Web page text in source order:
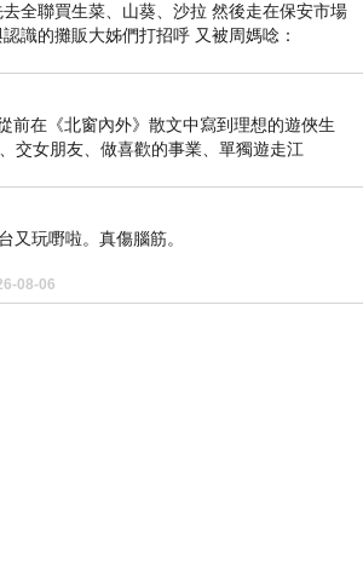
全聯買生菜、山葵、沙拉 然後走在保安市場
識的攤販大姊們打招呼 又被周媽唸：
前在《北窗內外》散文中寫到理想的遊俠生
交女朋友、做喜歡的事業、單獨遊走江
又玩嘢啦。真傷腦筋。
08-06